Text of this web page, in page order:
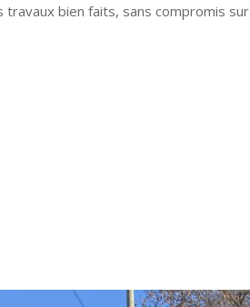
bien faits, sans compromis sur